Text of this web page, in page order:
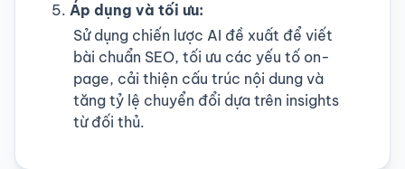
Áp dụng và tối ưu:
Sử dụng chiến lược AI đề xuất để viết
bài chuẩn SEO, tối ưu các yếu tố on-
page, cải thiện cấu trúc nội dung và
tăng tỷ lệ chuyển đổi dựa trên insights
từ đối thủ.